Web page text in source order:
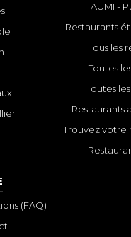
AUMI -
Restaurants
Tous les
Toutes
Toutes
Restaurants
Trouvez votre
(FAQ)